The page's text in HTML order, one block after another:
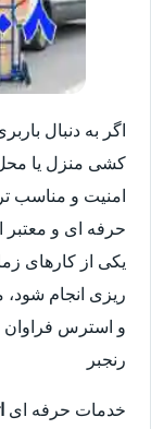
اگر به دنبال
کشی منزل یا محل
امنیت و مناسب
حرفه ای و معتبر
یکی از کارهای
ریزی انجام
رنجبر
خدمات حرفه ای